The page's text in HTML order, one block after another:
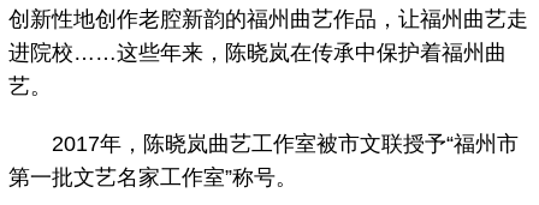
创新性地创作老腔新韵的福州曲艺作品，让福州曲艺走
进院校……这些年来，陈晓岚在传承中保护着福州曲
艺。
2017年，陈晓岚曲艺工作室被市文联授予“福州市
第一批文艺名家工作室”称号。